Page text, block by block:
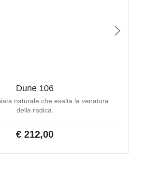
Dune 106
naturale che esalta la venatura
della radica.
€ 212,00